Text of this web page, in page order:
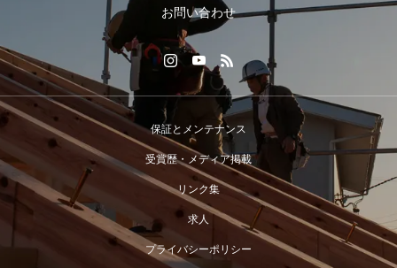
お問い合わせ
保証とメンテナンス
受賞歴・メディア掲載
リンク集
求人
プライバシーポリシー